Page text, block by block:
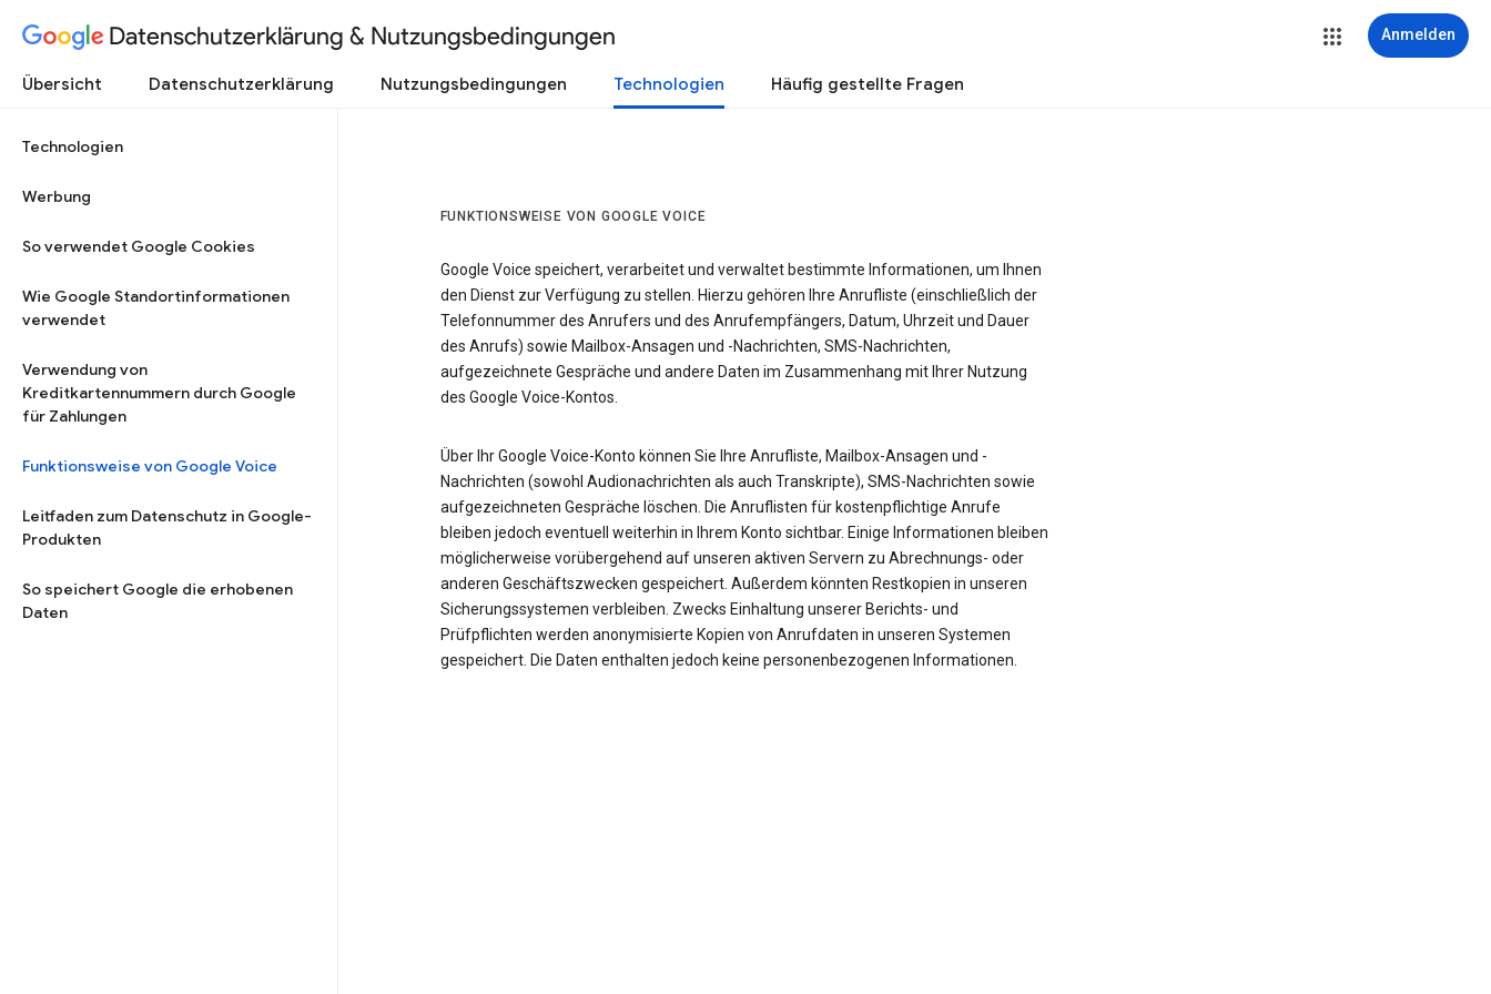
Datenschutzerklärung & Nutzungsbedingungen Anmelden
Übersicht Datenschutzerklärung Nutzungsbedingungen Technologien Häufig gestellte Fragen
Technologien
Werbung
So verwendet Google Cookies
Wie Google Standortinformationen
verwendet
Verwendung von
Kreditkartennummern durch Google
für Zahlungen
Funktionsweise von Google Voice
Leitfaden zum Datenschutz in Google-
Produkten
So speichert Google die erhobenen
Daten
FUNKTIONSWEISE VON GOOGLE VOICE
Google Voice speichert, verarbeitet und verwaltet bestimmte Informationen, um Ihnen
den Dienst zur Verfügung zu stellen. Hierzu gehören Ihre Anrufliste (einschließlich der
Telefonnummer des Anrufers und des Anrufempfängers, Datum, Uhrzeit und Dauer
des Anrufs) sowie Mailbox-Ansagen und -Nachrichten, SMS-Nachrichten,
aufgezeichnete Gespräche und andere Daten im Zusammenhang mit Ihrer Nutzung
des Google Voice-Kontos.
Über Ihr Google Voice-Konto können Sie Ihre Anrufliste, Mailbox-Ansagen und -
Nachrichten (sowohl Audionachrichten als auch Transkripte), SMS-Nachrichten sowie
aufgezeichneten Gespräche löschen. Die Anruflisten für kostenpflichtige Anrufe
bleiben jedoch eventuell weiterhin in Ihrem Konto sichtbar. Einige Informationen bleiben
möglicherweise vorübergehend auf unseren aktiven Servern zu Abrechnungs- oder
anderen Geschäftszwecken gespeichert. Außerdem könnten Restkopien in unseren
Sicherungssystemen verbleiben. Zwecks Einhaltung unserer Berichts- und
Prüfpflichten werden anonymisierte Kopien von Anrufdaten in unseren Systemen
gespeichert. Die Daten enthalten jedoch keine personenbezogenen Informationen.